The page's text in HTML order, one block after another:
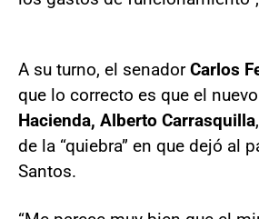
A su turno, el senadorCarlos
que lo correcto es que el nuevo
Hacienda, Alberto Carrasquilla
de la “quiebra” en que dejó al
Santos.